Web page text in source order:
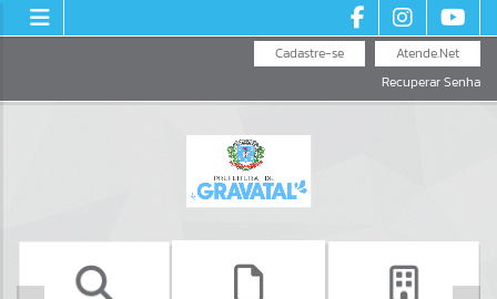
Atende.Net
Cadastre-se
Recuperar Senha